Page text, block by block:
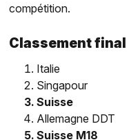
compétition.
Classement final
Italie
Singapour
Suisse
Allemagne DDT
Suisse M18